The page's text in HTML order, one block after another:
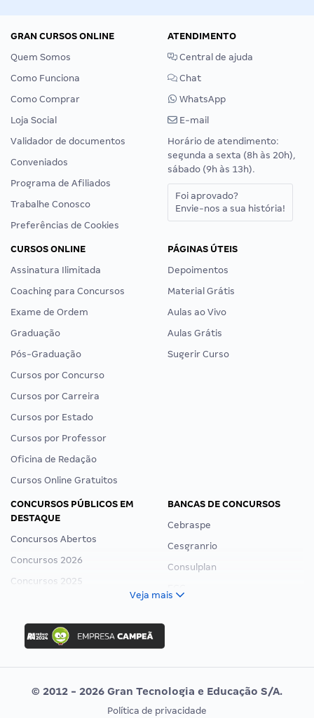
GRAN CURSOS ONLINE
Quem Somos
Como Funciona
Como Comprar
Loja Social
Validador de documentos
Conveniados
Programa de Afiliados
Trabalhe Conosco
Preferências de Cookies
ATENDIMENTO
Central de ajuda
Chat
WhatsApp
E-mail
Horário de atendimento:
segunda a sexta (8h às 20h),
sábado (9h às 13h).
Foi aprovado?
Envie-nos a sua história!
CURSOS ONLINE
Assinatura Ilimitada
Coaching para Concursos
Exame de Ordem
Graduação
Pós-Graduação
Cursos por Concurso
Cursos por Carreira
Cursos por Estado
Cursos por Professor
Oficina de Redação
Cursos Online Gratuitos
PÁGINAS ÚTEIS
Depoimentos
Material Grátis
Aulas ao Vivo
Aulas Grátis
Sugerir Curso
CONCURSOS PÚBLICOS EM
DESTAQUE
Concursos Abertos
Concursos 2026
Concursos 2025
Concurso Ibama
Concurso MPU
Editais publicados
BANCAS DE CONCURSOS
Cebraspe
Cesgranrio
Consulplan
Vunesp
Veja mais
© 2012 - 2026 Gran Tecnologia e Educação S/A.
Política de privacidade